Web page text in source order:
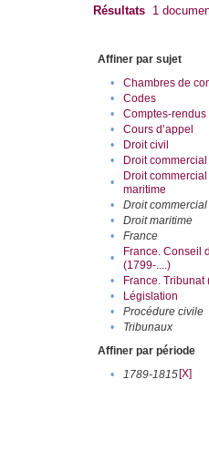
Résultats 1
Affiner par sujet
•
Chambres de
•
Codes
•
Comptes-
•
Cours d’appel
•
Droit civil
•
Droit commercial
•
Droit
maritime
• Droit
•
Droit maritime
•
France
•
France. Conseil
(1799-....)
• France.
•
Législation
•
Procédure civile
•
Tribunaux
Affiner par période
•
1789-1815[X]